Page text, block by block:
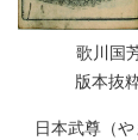
歌川国
版本抜
日本武尊（や